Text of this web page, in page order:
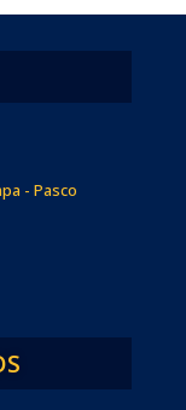
- Pasco